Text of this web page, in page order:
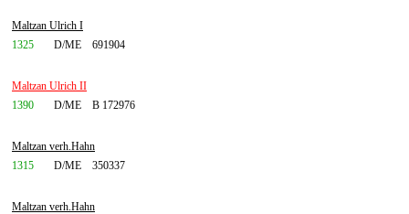
Maltzan Ulrich I
1325
D/ME 691904
Maltzan Ulrich II
1390
D/ME B 172976
Maltzan verh.Hahn
1315
D/ME 350337
Maltzan verh.Hahn